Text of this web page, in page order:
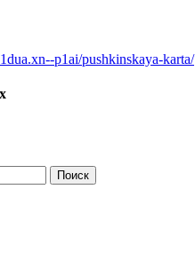
p1ai/pushkinskaya-karta/